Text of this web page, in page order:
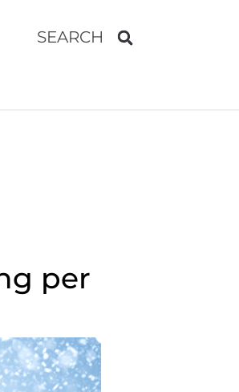
SEARCH
per